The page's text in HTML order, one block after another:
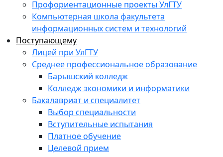
Профориентационные проекты УлГТУ
Компьютерная школа факультета
информационных систем и технологий
Поступающему
Лицей при УлГТУ
Среднее профессиональное образование
Барышский колледж
Колледж экономики и информатики
Бакалавриат и специалитет
Выбор специальности
Вступительные испытания
Платное обучение
Целевой прием